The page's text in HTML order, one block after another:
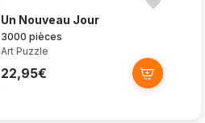
Un Nouveau Jour
3000 pièces
Art Puzzle
22,95€